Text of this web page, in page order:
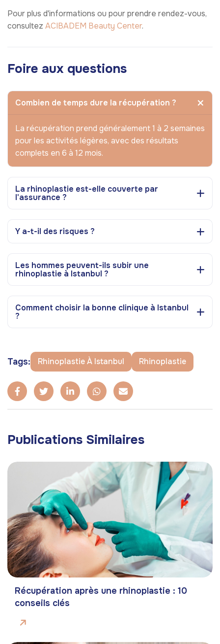
Pour plus d'informations ou pour prendre rendez-vous,
consultez ACIBADEM Beauty Center.
Foire aux questions
Combien de temps dure la récupération ?
La récupération prend généralement 1 à 2 semaines
pour les activités légères, avec des résultats
complets en 6 à 12 mois.
La rhinoplastie est-elle couverte par
l'assurance ?
Y a-t-il des risques ?
Les hommes peuvent-ils subir une
rhinoplastie à Istanbul ?
Comment choisir la bonne clinique à Istanbul
?
Tags: Rhinoplastie À Istanbul Rhinoplastie
Publications Similaires
Récupération après une rhinoplastie : 10
conseils clés